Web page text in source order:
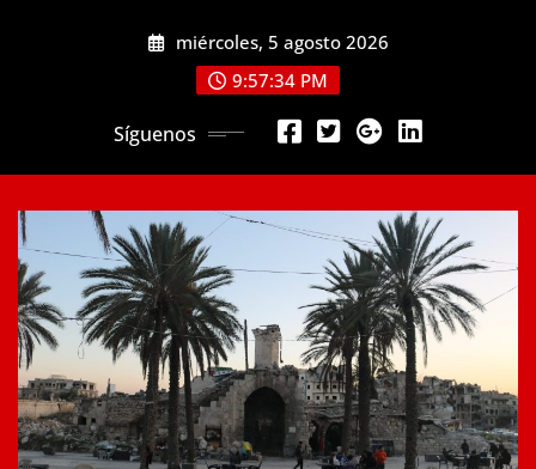
miércoles, 5 agosto 2026
9:57:34 PM
Síguenos